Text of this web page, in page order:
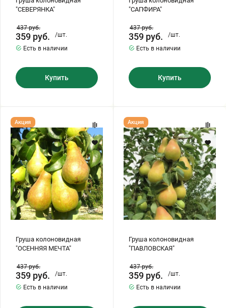
"СЕВЕРЯНКА"
437руб.
359 руб.
/шт.
Есть в наличии
Купить
"САПФИРА"
437руб.
359 руб.
/шт.
Есть в наличии
Купить
Груша
колоновидная
"ОСЕННЯЯ
МЕЧТА"
Груша колоновидная
"ОСЕННЯЯ МЕЧТА"
Акция
437руб.
359 руб.
/шт.
Есть в наличии
Груша
колоновидная
"ПАВЛОВСКАЯ"
Груша колоновидная
"ПАВЛОВСКАЯ"
Акция
437руб.
359 руб.
/шт.
Есть в наличии